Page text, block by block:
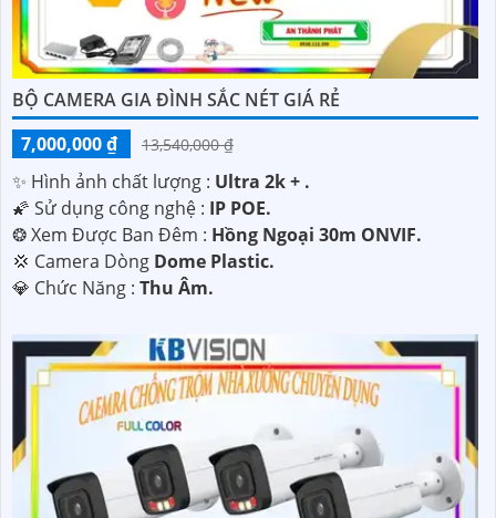
BỘ CAMERA GIA ĐÌNH SẮC NÉT GIÁ RẺ
7,000,000 ₫
13,540,000 ₫
✨ Hình ảnh chất lượng : Ultra 2k + .
🌠 Sử dụng công nghệ : IP POE.
❂ Xem Được Ban Đêm : Hồng Ngoại 30m ONVIF.
💢 Camera Dòng Dome Plastic.
️💎 Chức Năng : Thu Âm.